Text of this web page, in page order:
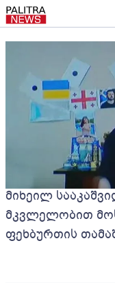
მიხეილ
მკვლელობით
ფეხბურთის